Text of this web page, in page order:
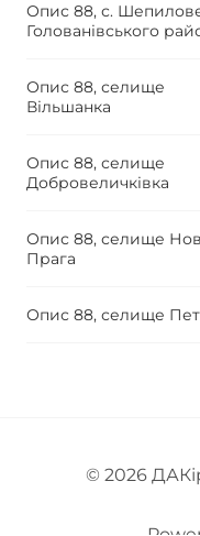
Опис 88, с.
Голованівського
Опис 88, селище
Вільшанка
Опис 88, селище
Добровеличківка
Опис 88, селище
Прага
Опис 88, селище
© 2026